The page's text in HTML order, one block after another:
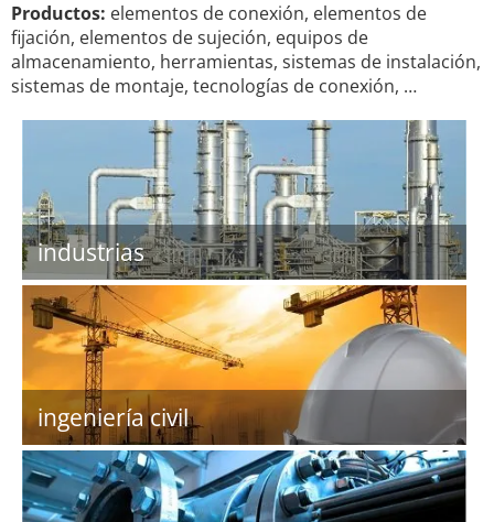
Productos: elementos de conexión, elementos de
fijación, elementos de sujeción, equipos de
almacenamiento, herramientas, sistemas de instalación,
sistemas de montaje, tecnologías de conexión, …
industrias
ingeniería civil